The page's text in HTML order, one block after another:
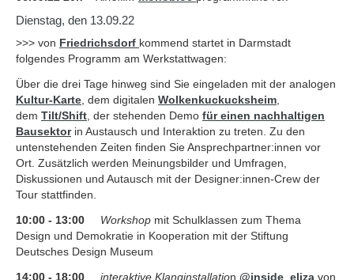
Dienstag, den 13.09.22
>>> von Friedrichsdorf kommend startet in Darmstadt
folgendes Programm am Werkstattwagen:
Über die drei Tage hinweg sind Sie eingeladen mit der analogen
Kultur-Karte , dem digitalen Wolkenkuckucksheim
dem Tilt/Shift , der stehenden Demo für einen nachhaltigen
Bausektorin Austausch und Interaktion zu treten. Zu den
untenstehenden Zeiten finden Sie Ansprechpartner:innen vor
Ort. Zusätzlich werden Meinungsbilder und Umfragen,
Diskussionen und Autausch mit der Designer:innen-Crew der
Tour stattfinden.
10:00 - 13:00
Workshop mit Schulklassen zum Thema
Design und Demokratie in Kooperation mit der Stiftung
Deutsches Design Museum
14:00 - 18:00
interaktive Klanginstallation @inside_eliza von